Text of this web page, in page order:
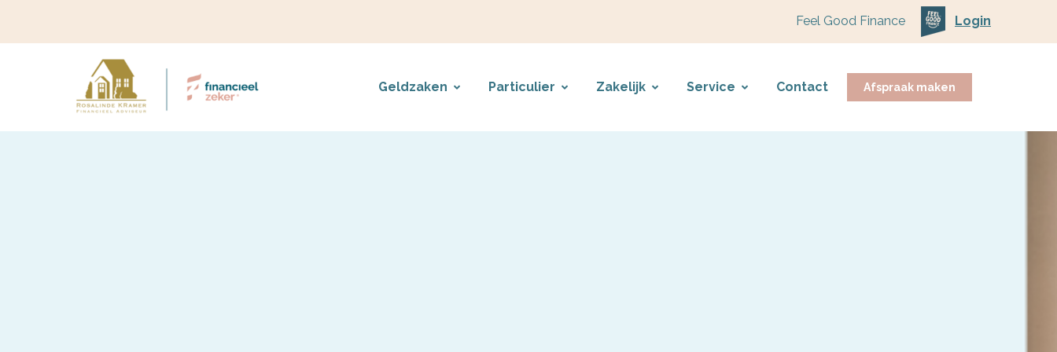
Feel Good Finance Login
Geldzaken Particulier Zakelijk Service Contact Afspraak maken